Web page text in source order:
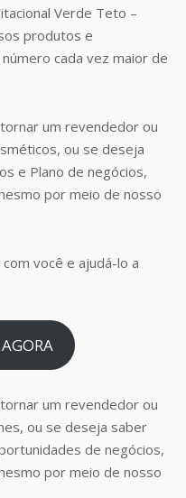
Verde Teto –
produtos e
cada vez maior de
um revendedor ou
ou se deseja
e Plano de negócios,
por meio de nosso
você e ajudá-lo a
um revendedor ou
ou se deseja saber
de negócios,
por meio de nosso